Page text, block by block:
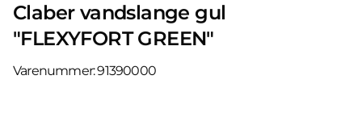
Claber vandslange gul
"FLEXYFORT GREEN"
Varenummer:91390000